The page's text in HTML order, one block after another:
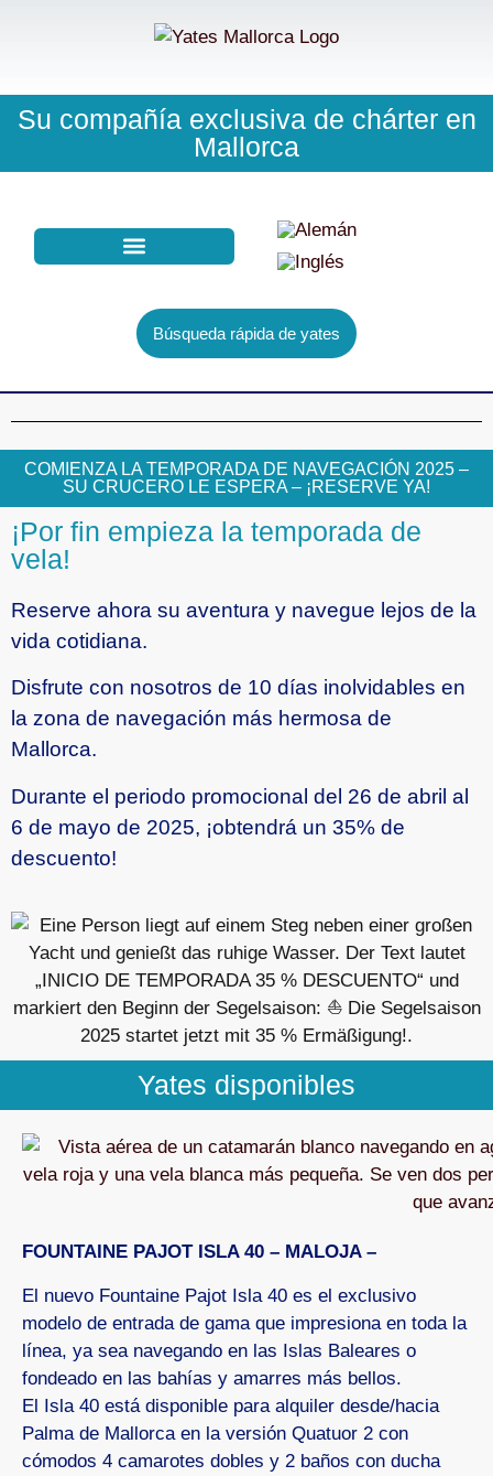
Su compañía exclusiva de chárter en
Mallorca
Búsqueda rápida de yates
COMIENZA LA TEMPORADA DE NAVEGACIÓN 2025 –
SU CRUCERO LE ESPERA – ¡RESERVE YA!
¡Por fin empieza la temporada de
vela!
Reserve ahora su aventura y navegue lejos de la
vida cotidiana.
Disfrute con nosotros de 10 días inolvidables en
la zona de navegación más hermosa de
Mallorca.
Durante el periodo promocional del 26 de abril al
6 de mayo de 2025, ¡obtendrá un 35% de
descuento!
Yates disponibles
FOUNTAINE PAJOT ISLA 40 – MALOJA –
El nuevo Fountaine Pajot Isla 40 es el exclusivo
modelo de entrada de gama que impresiona en toda la
línea, ya sea navegando en las Islas Baleares o
fondeado en las bahías y amarres más bellos.
El Isla 40 está disponible para alquiler desde/hacia
Palma de Mallorca en la versión Quatuor 2 con
cómodos 4 camarotes dobles y 2 baños con ducha
Tu patrón lo sabe todo